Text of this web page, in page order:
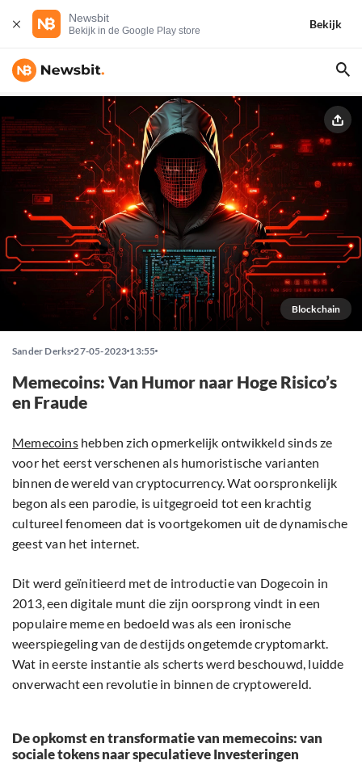
Newsbit
Bekijk in de Google Play store
Bekijk
Blockchain
Sander Derks 27-05-2023 13:55
Memecoins: Van Humor naar Hoge Risico’s
en Fraude
Memecoinshebben zich opmerkelijk ontwikkeld sinds ze
voor het eerst verschenen als humoristische varianten
binnen de wereld van cryptocurrency. Wat oorspronkelijk
begon als een parodie, is uitgegroeid tot een krachtig
cultureel fenomeen dat is voortgekomen uit de dynamische
geest van het internet.
Dit werd geïnitieerd met de introductie van Dogecoin in
2013, een digitale munt die zijn oorsprong vindt in een
populaire meme en bedoeld was als een ironische
weerspiegeling van de destijds ongetemde cryptomarkt.
Wat in eerste instantie als scherts werd beschouwd, luidde
onverwacht een revolutie in binnen de cryptowereld.
De opkomst en transformatie van memecoins: van
sociale tokens naar speculatieve Investeringen